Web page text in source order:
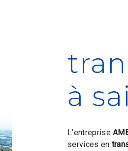
à
L’entreprise
services en